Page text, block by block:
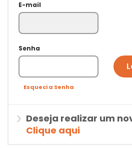
E-mail
Senha
Esqueci a Senha
Deseja realizar um
Clique aqui